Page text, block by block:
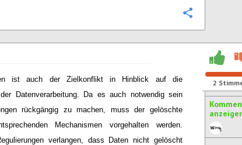
ist auch der Zielkonflikt in Hinblick auf die
Datenverarbeitung. Da es auch notwendig sein
rückgängig zu machen, muss der gelöschte
Mechanismen vorgehalten werden.
verlangen, dass Daten nicht gelöscht
2